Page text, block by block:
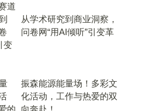
从学术研究到商业洞察，
问卷网“用AI倾听”引变革
振森能源能量场！多彩文
化活动，工作与热爱的双
向奔赴！